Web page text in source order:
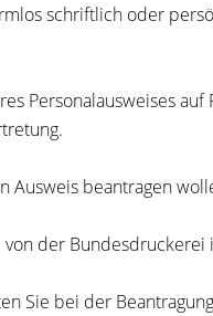
schriftlich oder
Personalausweises
Ausweis beantragen
der
Sie bei der Beantragung